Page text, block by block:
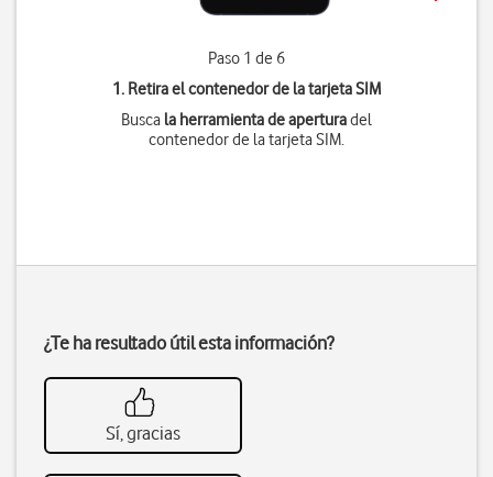
Paso 1 de 6
1. Retira el contenedor de la tarjeta SIM
Busca la herramienta de aperturadel
contenedor de la tarjeta SIM.
¿Te ha resultado útil esta información?
Sí, gracias